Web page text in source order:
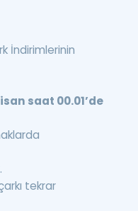
İndirimlerinin
saat 00.01’de
tekrar